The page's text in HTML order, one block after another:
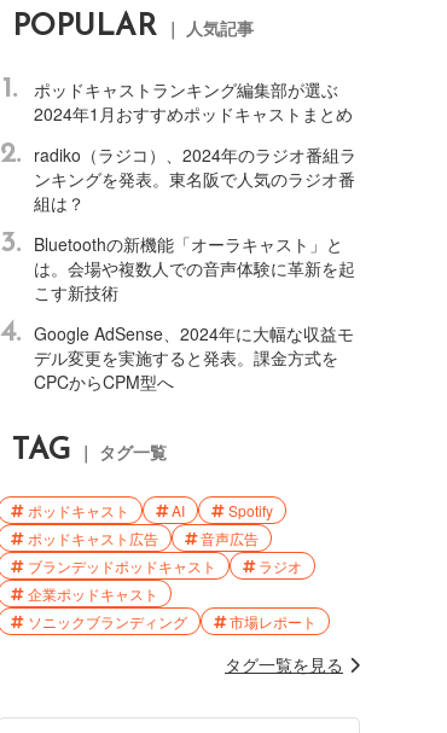
POPULAR ｜ 人気記事
1.
ポッドキャストランキング編集部が選ぶ
2024年1月おすすめポッドキャストまとめ
2.
radiko（ラジコ）、2024年のラジオ番組ラ
ンキングを発表。東名阪で人気のラジオ番
組は？
3.
Bluetoothの新機能「オーラキャスト」と
は。会場や複数人での音声体験に革新を起
こす新技術
4. Google AdSense、2024年に大幅な収益モ
デル変更を実施すると発表。課金方式を
CPCからCPM型へ
TAG ｜ タグ一覧
ポッドキャスト AI
Spotify
ポッドキャスト広告
音声広告
ブランデッドポッドキャスト
ラジオ
企業ポッドキャスト
ソニックブランディング
市場レポート
タグ一覧を見る